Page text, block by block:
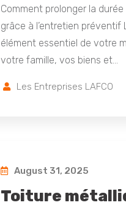
Comment prolonger la
grâce à l’entretien préventif
élément essentiel de votre
votre famille, vos biens et…
Les Entreprises LAFCO
August 31, 2025
Toiture